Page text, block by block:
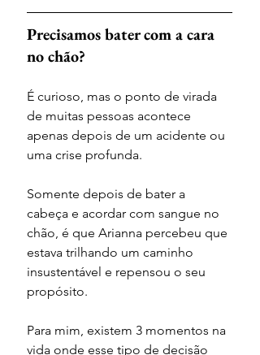
Precisamos bater com a cara
no chão?
É curioso, mas o ponto de virada
de muitas pessoas acontece
apenas depois de um acidente ou
uma crise profunda.
Somente depois de bater a
cabeça e acordar com sangue no
chão, é que Arianna percebeu que
estava trilhando um caminho
insustentável e repensou o seu
propósito.
Para mim, existem 3 momentos na
vida onde esse tipo de decisão